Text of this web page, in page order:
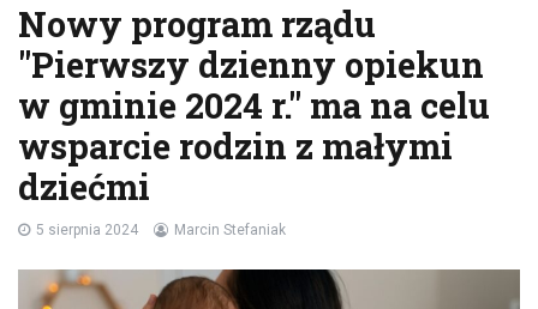
Nowy program rządu
"Pierwszy dzienny opiekun
w gminie 2024 r." ma na celu
wsparcie rodzin z małymi
dziećmi
5 sierpnia 2024 Marcin Stefaniak